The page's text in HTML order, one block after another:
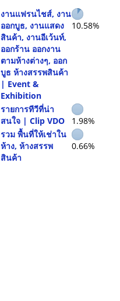
งานแฟรนไชส์, งาน
ออกบูธ, งานแสดง
สินค้า, งานอีเว้นท์,
ออกร้าน ออกงาน
ตามห้างต่างๆ, ออก
บูธ ห้างสรรพสินค้า
| Event &
Exhibition
10.58%
รายการทีวีที่น่า
สนใจ | Clip VDO
1.98%
รวม พื้นที่ให้เช่าใน
ห้าง, ห้างสรรพ
สินค้า
0.66%